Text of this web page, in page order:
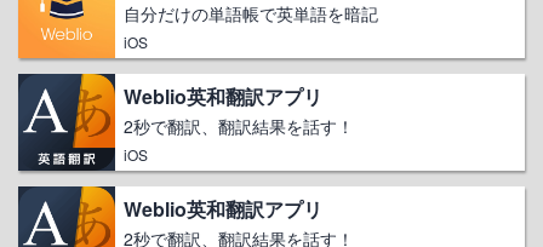
自分だけの単語帳で英単語を暗記
iOS
Weblio英和翻訳アプリ
2秒で翻訳、翻訳結果を話す！
iOS
Weblio英和翻訳アプリ
2秒で翻訳、翻訳結果を話す！